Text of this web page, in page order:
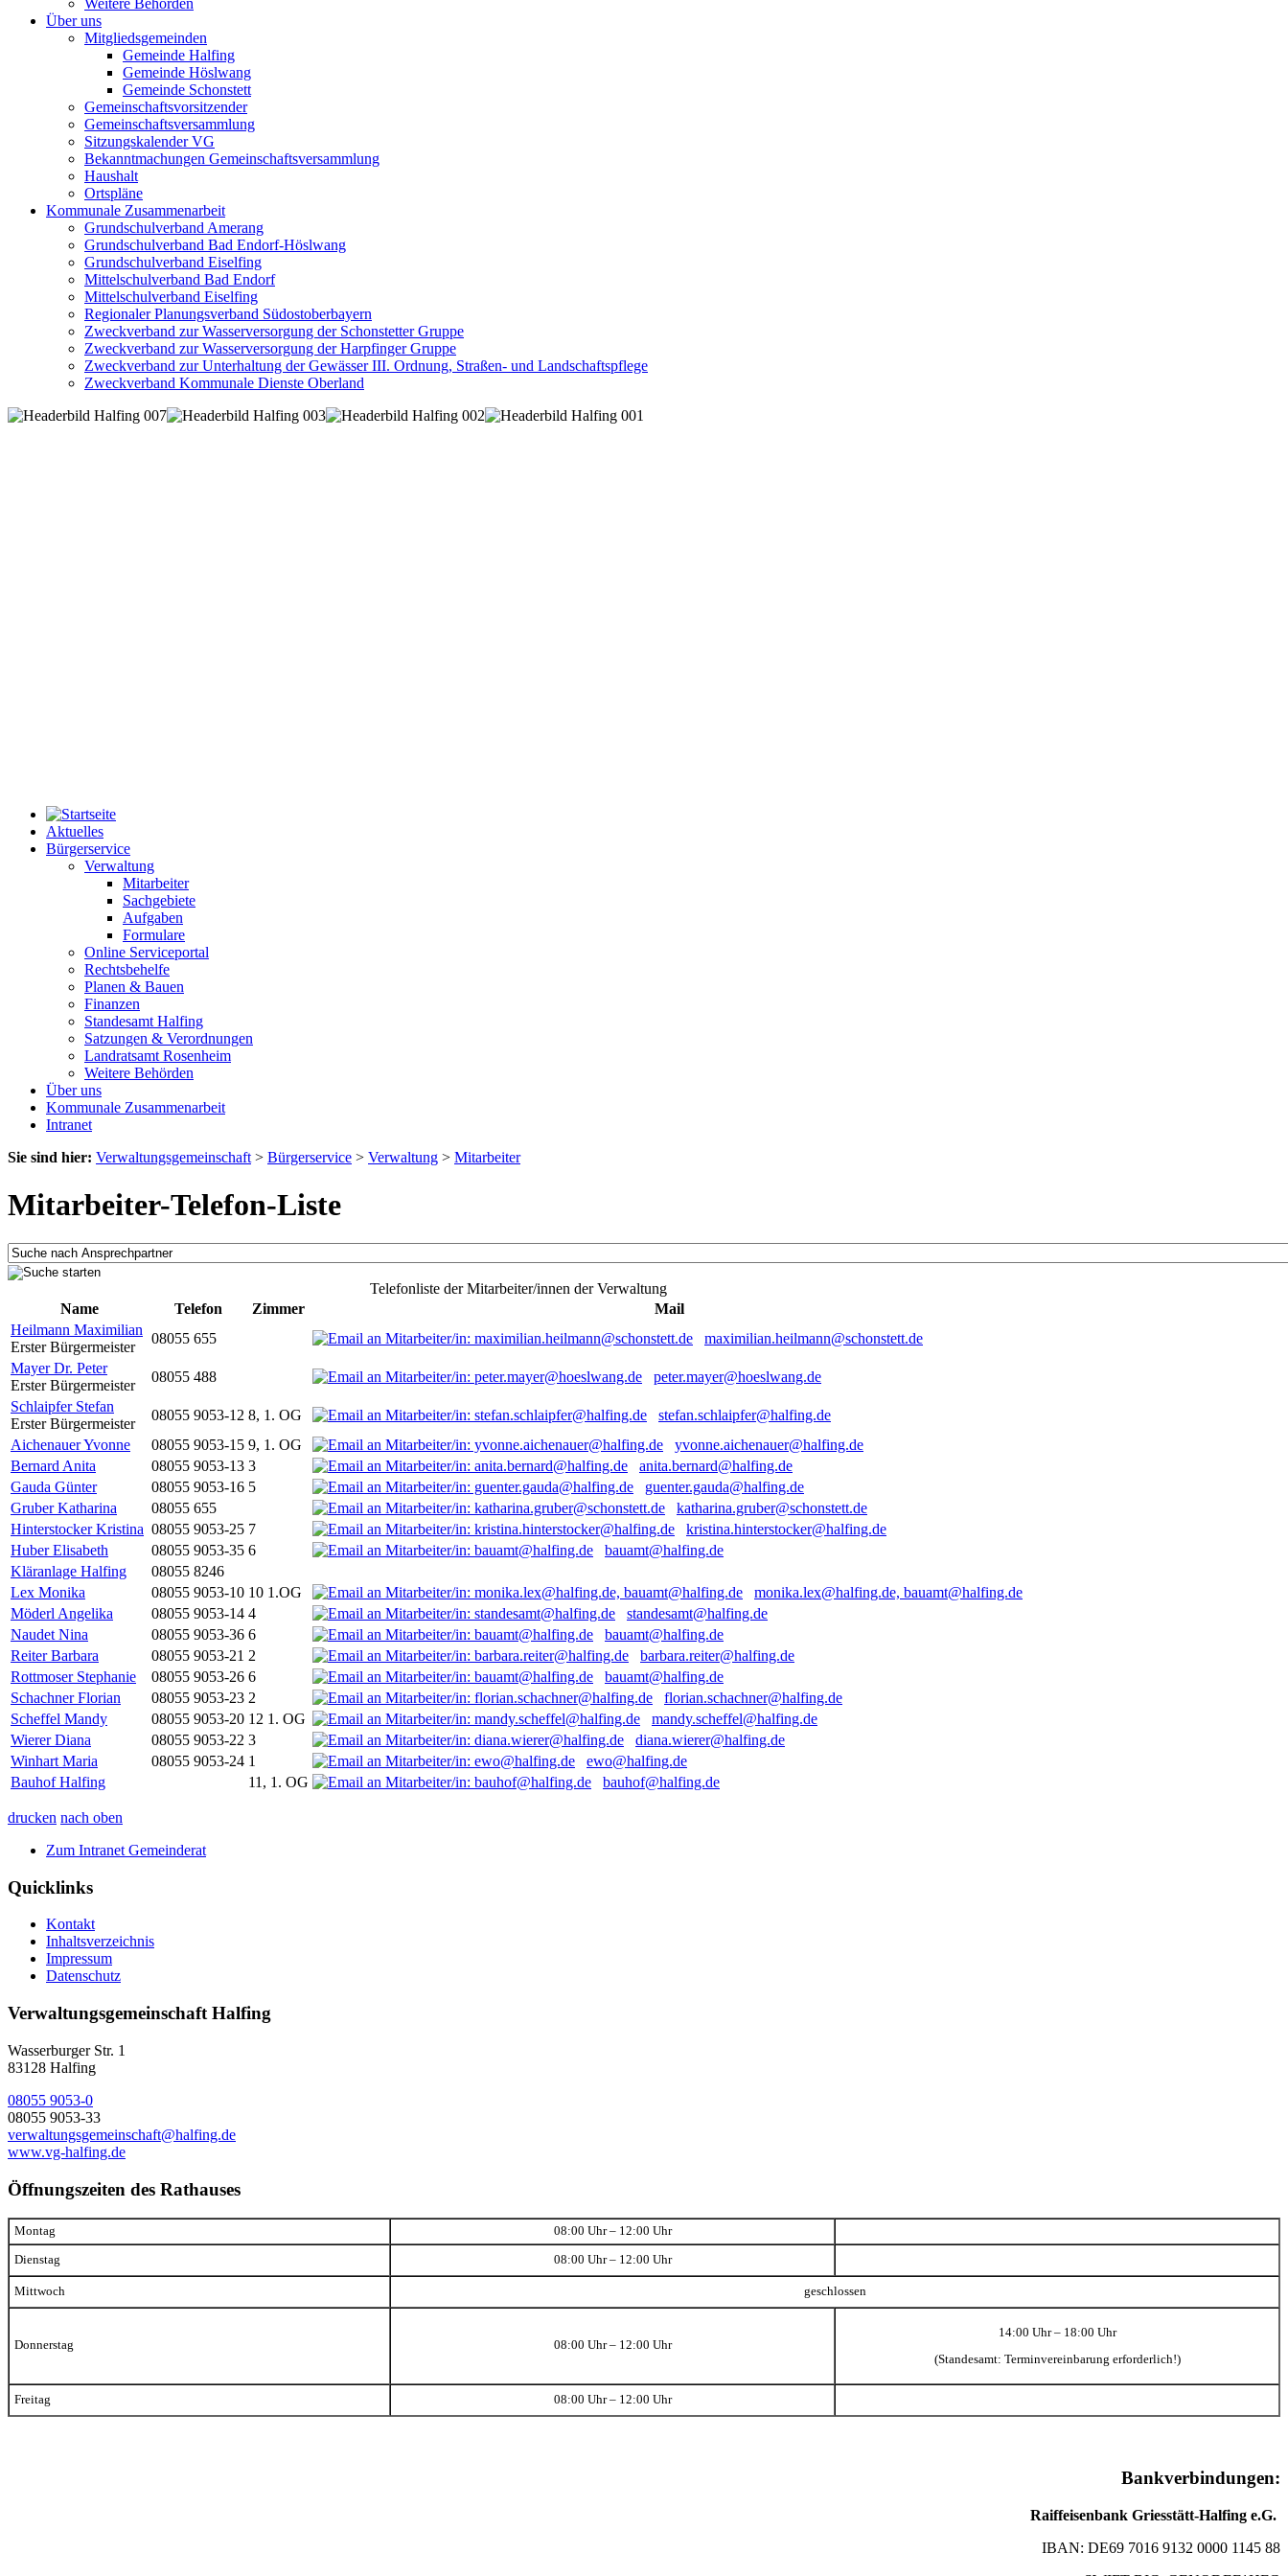
Weitere Behörden
Über uns
Mitgliedsgemeinden
Gemeinde Halfing
Gemeinde Höslwang
Gemeinde Schonstett
Gemeinschaftsvorsitzender
Gemeinschaftsversammlung
Sitzungskalender VG
Bekanntmachungen Gemeinschaftsversammlung
Haushalt
Ortspläne
Kommunale Zusammenarbeit
Grundschulverband Amerang
Grundschulverband Bad Endorf-Höslwang
Grundschulverband Eiselfing
Mittelschulverband Bad Endorf
Mittelschulverband Eiselfing
Regionaler Planungsverband Südostoberbayern
Zweckverband zur Wasserversorgung der Schonstetter Gruppe
Zweckverband zur Wasserversorgung der Harpfinger Gruppe
Zweckverband zur Unterhaltung der Gewässer III. Ordnung, Straßen- und Landschaftspflege
Zweckverband Kommunale Dienste Oberland
Aktuelles
Bürgerservice
Verwaltung
Mitarbeiter
Sachgebiete
Aufgaben
Formulare
Online Serviceportal
Rechtsbehelfe
Planen & Bauen
Finanzen
Standesamt Halfing
Satzungen & Verordnungen
Landratsamt Rosenheim
Weitere Behörden
Über uns
Kommunale Zusammenarbeit
Intranet
Sie sind hier: Verwaltungsgemeinschaft > Bürgerservice > Verwaltung > Mitarbeiter
Mitarbeiter-Telefon-Liste
Telefonliste der Mitarbeiter/innen der Verwaltung
Name
Telefon Zimmer
Mail
Heilmann Maximilian
Erster Bürgermeister
08055 655
maximilian.heilmann@schonstett.de
Mayer Dr. Peter
Erster Bürgermeister
08055 488
peter.mayer@hoeslwang.de
Schlaipfer Stefan
Erster Bürgermeister
08055 9053-12 8, 1. OG
stefan.schlaipfer@halfing.de
Aichenauer Yvonne
08055 9053-15 9, 1. OG
yvonne.aichenauer@halfing.de
Bernard Anita
08055 9053-13 3
anita.bernard@halfing.de
Gauda Günter
08055 9053-16 5
guenter.gauda@halfing.de
Gruber Katharina
08055 655
katharina.gruber@schonstett.de
Hinterstocker Kristina 08055 9053-25 7
kristina.hinterstocker@halfing.de
Huber Elisabeth
08055 9053-35 6
bauamt@halfing.de
Kläranlage Halfing
08055 8246
Lex Monika
08055 9053-10 10 1.OG
monika.lex@halfing.de, bauamt@halfing.de
Möderl Angelika
08055 9053-14 4
standesamt@halfing.de
Naudet Nina
08055 9053-36 6
bauamt@halfing.de
Reiter Barbara
08055 9053-21 2
barbara.reiter@halfing.de
Rottmoser Stephanie
08055 9053-26 6
bauamt@halfing.de
Schachner Florian
08055 9053-23 2
florian.schachner@halfing.de
Scheffel Mandy
08055 9053-20 12 1. OG
mandy.scheffel@halfing.de
Wierer Diana
08055 9053-22 3
diana.wierer@halfing.de
Winhart Maria
08055 9053-24 1
ewo@halfing.de
Bauhof Halfing
11, 1. OG bauhof@halfing.de
drucken nach oben
Zum Intranet Gemeinderat
Quicklinks
Kontakt
Inhaltsverzeichnis
Impressum
Datenschutz
Verwaltungsgemeinschaft Halfing
Wasserburger Str. 1
83128 Halfing
08055 9053-0
08055 9053-33
verwaltungsgemeinschaft@halfing.de
www.vg-halfing.de
Öffnungszeiten des Rathauses
Montag 08:00 Uhr – 12:00 Uhr
Dienstag 08:00 Uhr – 12:00 Uhr
Mittwoch geschlossen
Donnerstag 08:00 Uhr – 12:00 Uhr
14:00 Uhr – 18:00 Uhr
(Standesamt: Terminvereinbarung erforderlich!)
Freitag 08:00 Uhr – 12:00 Uhr
Bankverbindungen:
Raiffeisenbank Griesstätt-Halfing e.G.
IBAN: DE69 7016 9132 0000 1145 88